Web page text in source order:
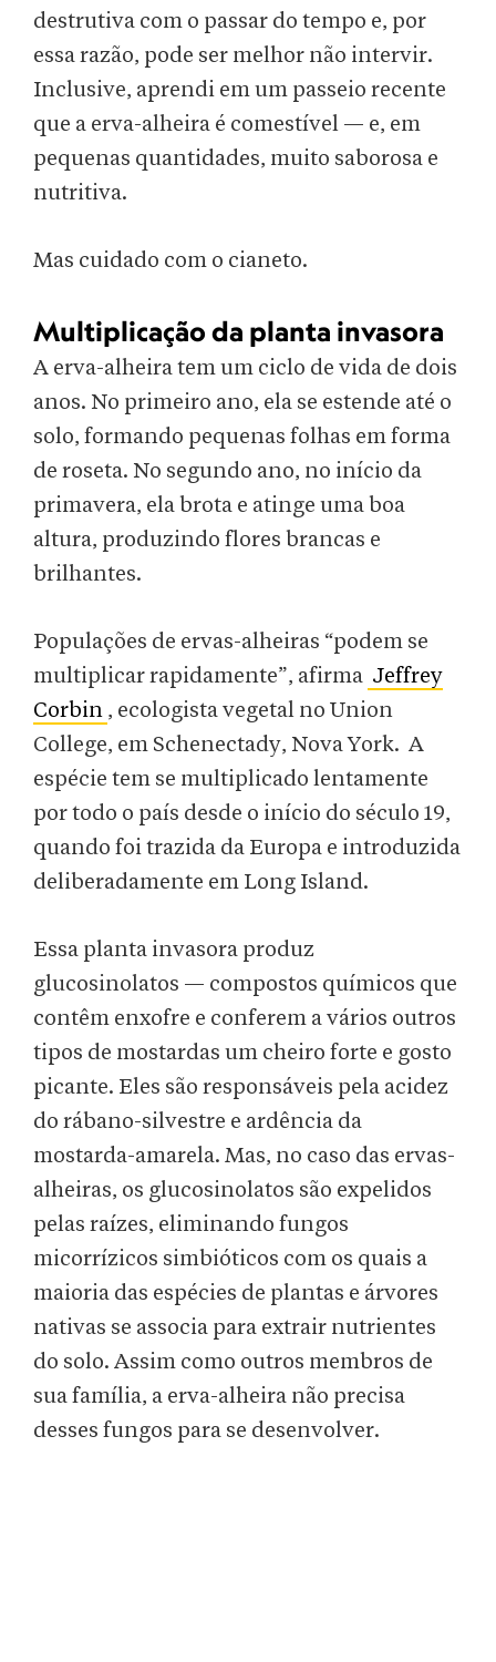
destrutiva com o passar do tempo e, por
essa razão, pode ser melhor não intervir.
Inclusive, aprendi em um passeio recente
que a erva-alheira é comestível — e, em
pequenas quantidades, muito saborosa e
nutritiva.
Mas cuidado com o cianeto.
Multiplicação da planta invasora
A erva-alheira tem um ciclo de vida de dois
anos. No primeiro ano, ela se estende até o
solo, formando pequenas folhas em forma
de roseta. No segundo ano, no início da
primavera, ela brota e atinge uma boa
altura, produzindo flores brancas e
brilhantes.
Populações de ervas-alheiras “podem se
multiplicar rapidamente”, afirma Jeffrey
Corbin , ecologista vegetal no Union
College, em Schenectady, Nova York. A
espécie tem se multiplicado lentamente
por todo o país desde o início do século 19,
quando foi trazida da Europa e introduzida
deliberadamente em Long Island.
Essa planta invasora produz
glucosinolatos — compostos químicos que
contêm enxofre e conferem a vários outros
tipos de mostardas um cheiro forte e gosto
picante. Eles são responsáveis pela acidez
do rábano-silvestre e ardência da
mostarda-amarela. Mas, no caso das ervas-
alheiras, os glucosinolatos são expelidos
pelas raízes, eliminando fungos
micorrízicos simbióticos com os quais a
maioria das espécies de plantas e árvores
nativas se associa para extrair nutrientes
do solo. Assim como outros membros de
sua família, a erva-alheira não precisa
desses fungos para se desenvolver.